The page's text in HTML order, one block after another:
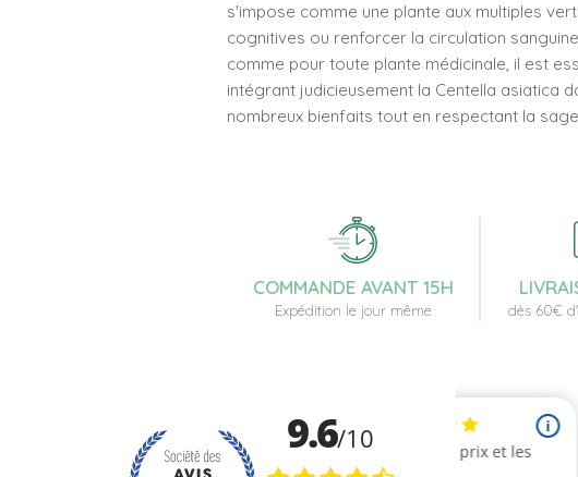
s'impose comme une plante aux multiples
cognitives ou renforcer la circulation
comme pour toute plante médicinale, il est
intégrant judicieusement la Centella asiatica
nombreux bienfaits tout en respectant la
COMMANDE AVANT 15H
Expédition le jour même dès 60€